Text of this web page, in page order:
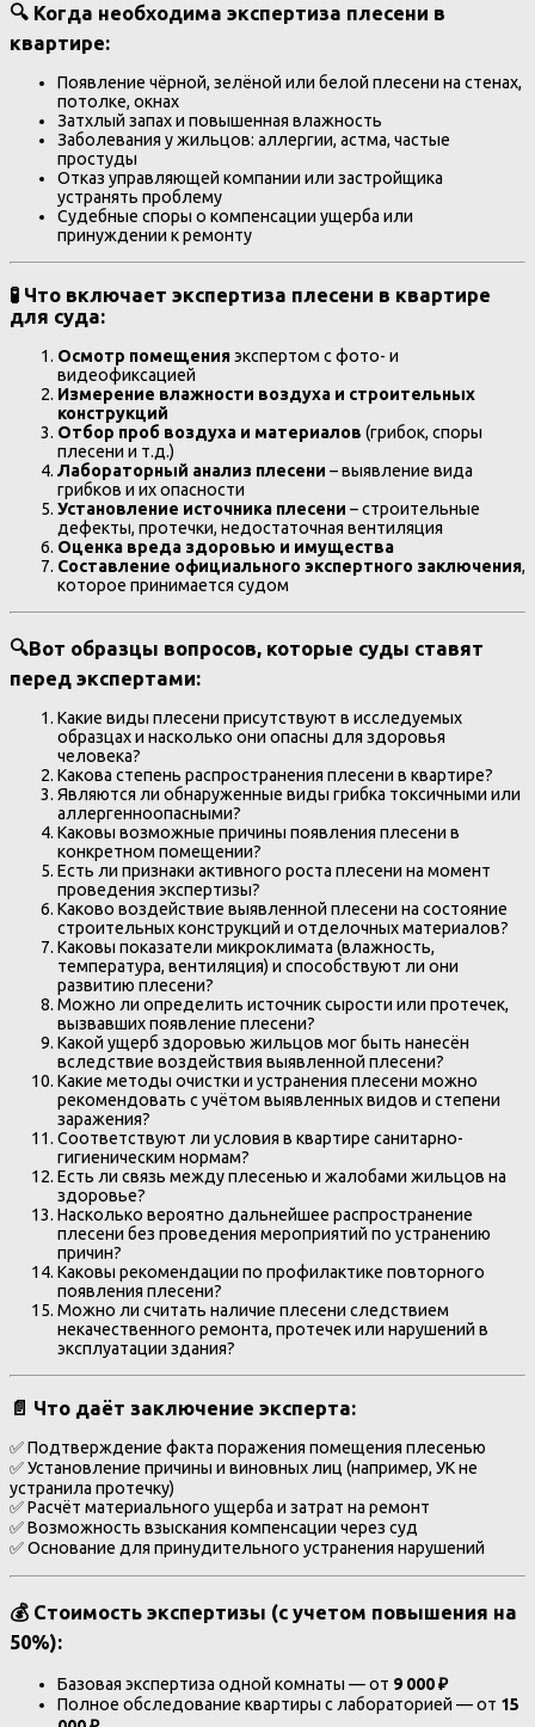
🔍 Когда необходима экспертиза плесени в
квартире:
Появление чёрной, зелёной или белой плесени на стенах,
потолке, окнах
Затхлый запах и повышенная влажность
Заболевания у жильцов: аллергии, астма, частые
простуды
Отказ управляющей компании или застройщика
устранять проблему
Судебные споры о компенсации ущерба или
принуждении к ремонту
🧪 Что включает экспертиза плесени в квартире
для суда:
Осмотр помещенияэкспертом с фото- и
видеофиксацией
Измерение влажности воздуха и строительных
конструкций
Отбор проб воздуха и материалов (грибок, споры
плесени и т.д.)
Лабораторный анализ плесени – выявление вида
грибков и их опасности
Установление источника плесени – строительные
дефекты, протечки, недостаточная вентиляция
Оценка вреда здоровью и имущества
Составление официального экспертного заключения,
которое принимается судом
🔍Вот образцы вопросов, которые суды ставят
перед экспертами:
Какие виды плесени присутствуют в исследуемых
образцах и насколько они опасны для здоровья
человека?
Какова степень распространения плесени в квартире?
Являются ли обнаруженные виды грибка токсичными или
аллергенноопасными?
Каковы возможные причины появления плесени в
конкретном помещении?
Есть ли признаки активного роста плесени на момент
проведения экспертизы?
Каково воздействие выявленной плесени на состояние
строительных конструкций и отделочных материалов?
Каковы показатели микроклимата (влажность,
температура, вентиляция) и способствуют ли они
развитию плесени?
Можно ли определить источник сырости или протечек,
вызвавших появление плесени?
Какой ущерб здоровью жильцов мог быть нанесён
вследствие воздействия выявленной плесени?
Какие методы очистки и устранения плесени можно
рекомендовать с учётом выявленных видов и степени
заражения?
Соответствуют ли условия в квартире санитарно-
гигиеническим нормам?
Есть ли связь между плесенью и жалобами жильцов на
здоровье?
Насколько вероятно дальнейшее распространение
плесени без проведения мероприятий по устранению
причин?
Каковы рекомендации по профилактике повторного
появления плесени?
Можно ли считать наличие плесени следствием
некачественного ремонта, протечек или нарушений в
эксплуатации здания?
📄 Что даёт заключение эксперта:
✅ Подтверждение факта поражения помещения плесенью
✅ Установление причины и виновных лиц (например, УК не
устранила протечку)
✅ Расчёт материального ущерба и затрат на ремонт
✅ Возможность взыскания компенсации через суд
✅ Основание для принудительного устранения нарушений
💰 Стоимость экспертизы (с учетом повышения на
50%):
Базовая экспертиза одной комнаты — от 9 000 ₽
Полное обследование квартиры с лабораторией — от 15